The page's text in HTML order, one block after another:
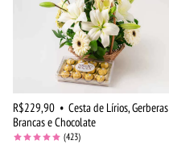
R$229,90 • Cesta de Lírios, Gerberas
Brancas e Chocolate
(423)